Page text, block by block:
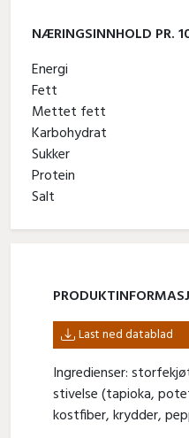
NÆRINGSINNHOLD PR.
Energi
Fett
Mettet fett
Karbohydrat
Sukker
Protein
Salt
Last ned datablad
Ingredienser:
stivelse (tapioka,
kostfiber, krydder,